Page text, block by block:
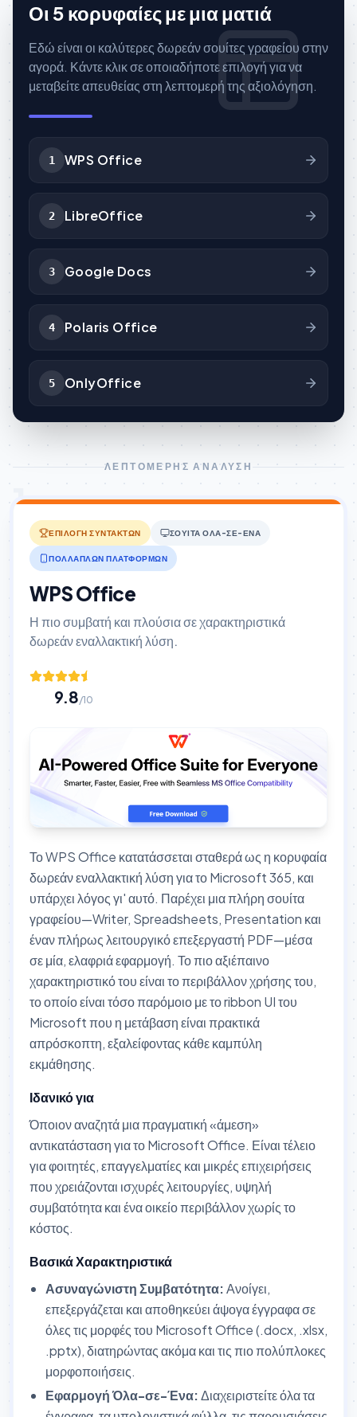
Οι 5 κορυφαίες με μια ματιά
Εδώ είναι οι καλύτερες δωρεάν σουίτες γραφείου στην
αγορά. Κάντε κλικ σε οποιαδήποτε επιλογή για να
μεταβείτε απευθείας στη λεπτομερή της αξιολόγηση.
1 WPS Office
2 LibreOffice
3 Google Docs
4 Polaris Office
5 OnlyOffice
ΛΕΠΤΟΜΕΡΉΣ ΑΝΆΛΥΣΗ
1
ΕΠΙΛΟΓΉ ΣΥΝΤΑΚΤΏΝ ΣΟΥΊΤΑ ΌΛΑ-ΣΕ-ΈΝΑ
ΠΟΛΛΑΠΛΏΝ ΠΛΑΤΦΟΡΜΏΝ
WPS Office
Η πιο συμβατή και πλούσια σε χαρακτηριστικά
δωρεάν εναλλακτική λύση.
9.8/10
Το WPS Office κατατάσσεται σταθερά ως η κορυφαία
δωρεάν εναλλακτική λύση για το Microsoft 365, και
υπάρχει λόγος γι' αυτό. Παρέχει μια πλήρη σουίτα
γραφείου—Writer, Spreadsheets, Presentation και
έναν πλήρως λειτουργικό επεξεργαστή PDF—μέσα
σε μία, ελαφριά εφαρμογή. Το πιο αξιέπαινο
χαρακτηριστικό του είναι το περιβάλλον χρήσης του,
το οποίο είναι τόσο παρόμοιο με το ribbon UI του
Microsoft που η μετάβαση είναι πρακτικά
απρόσκοπτη, εξαλείφοντας κάθε καμπύλη
εκμάθησης.
Ιδανικό για
Όποιον αναζητά μια πραγματική «άμεση»
αντικατάσταση για το Microsoft Office. Είναι τέλειο
για φοιτητές, επαγγελματίες και μικρές επιχειρήσεις
που χρειάζονται ισχυρές λειτουργίες, υψηλή
συμβατότητα και ένα οικείο περιβάλλον χωρίς το
κόστος.
Βασικά Χαρακτηριστικά
Ασυναγώνιστη Συμβατότητα:Ανοίγει,
επεξεργάζεται και αποθηκεύει άψογα έγγραφα σε
όλες τις μορφές του Microsoft Office (.docx, .xlsx,
.pptx), διατηρώντας ακόμα και τις πιο πολύπλοκες
μορφοποιήσεις.
Εφαρμογή Όλα-σε-Ένα:Διαχειριστείτε όλα τα